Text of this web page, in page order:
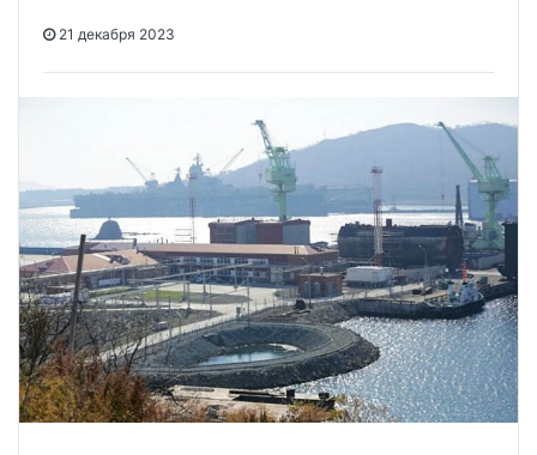
21 декабря 2023